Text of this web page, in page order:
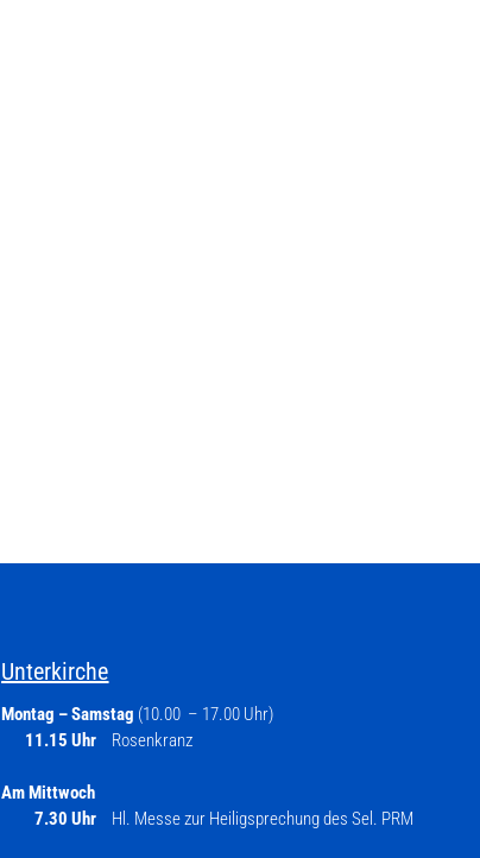
Unterkirche
Montag – Samstag (10.00 – 17.00 Uhr)
11.15 Uhr
Rosenkranz
Am Mittwoch
7.30 Uhr
Hl. Messe zur Heiligsprechung des Sel. PRM